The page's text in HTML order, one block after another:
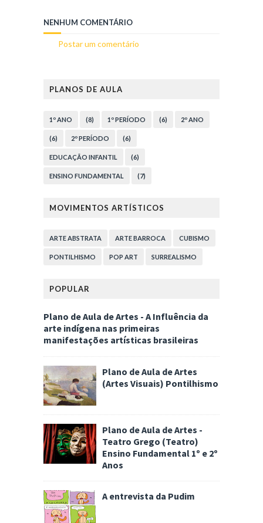
NENHUM COMENTÁRIO
Postar um comentário
PLANOS DE AULA
1º ANO (8) 1º PERÍODO (6) 2º ANO
(6) 2º PERÍODO (6)
EDUCAÇÃO INFANTIL (6)
ENSINO FUNDAMENTAL (7)
MOVIMENTOS ARTÍSTICOS
ARTE ABSTRATA ARTE BARROCA CUBISMO
PONTILHISMO POP ART SURREALISMO
POPULAR
Plano de Aula de Artes - A Influência da
arte indígena nas primeiras
manifestações artísticas brasileiras
Plano de Aula de Artes
(Artes Visuais) Pontilhismo
Plano de Aula de Artes -
Teatro Grego (Teatro)
Ensino Fundamental 1º e 2º
Anos
A entrevista da Pudim